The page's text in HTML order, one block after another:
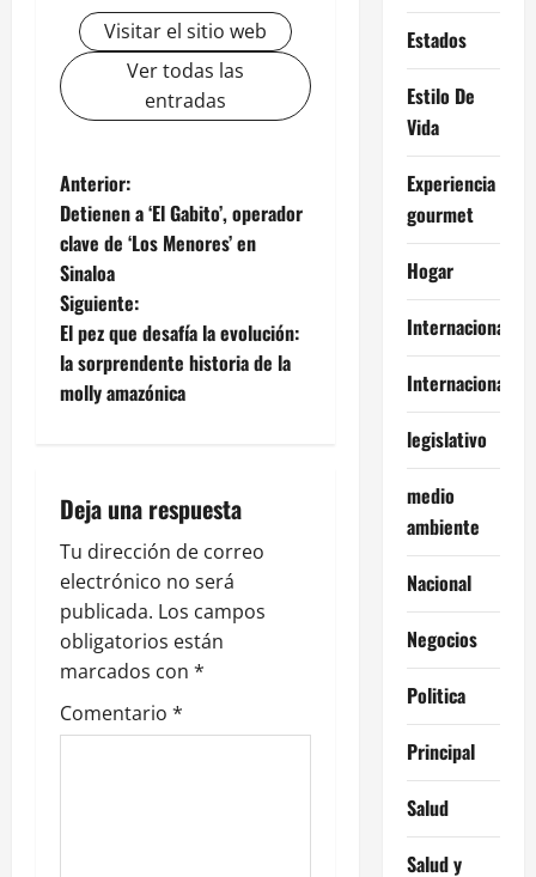
Visitar el sitio web
Ver todas las
entradas
N
a
v
e
g
c
i
ó
n
d
e
Anterior:
Detienen a ‘El Gabito’, operador
clave de ‘Los Menores’ en
Sinaloa
Siguiente:
El pez que desafía la evolución:
la sorprendente historia de la
molly amazónica
Deja una respuesta
Tu dirección de correo
electrónico no será
publicada. Los campos
obligatorios están
marcados con *
Comentario *
Estados
Estilo De
Vida
Experiencia
gourmet
Hogar
Internacional
Internacionales
legislativo
medio
ambiente
Nacional
Negocios
Politica
Principal
Salud
Salud y